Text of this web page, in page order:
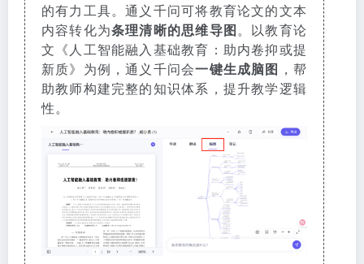
的有力工具。通义千问可将教育论文的文本
内容转化为条理清晰的思维导图。以教育论
文《人工智能融入基础教育：助内卷抑或提
新质》为例，通义千问会一键生成脑图 ，帮
助教师构建完整的知识体系，提升教学逻辑
性。